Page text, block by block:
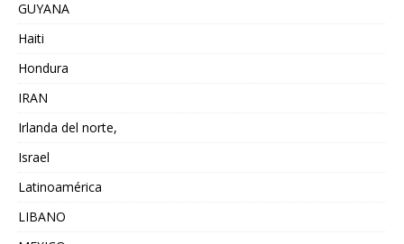
GUYANA
Haiti
Hondura
IRAN
Irlanda del norte,
Israel
Latinoamérica
LIBANO